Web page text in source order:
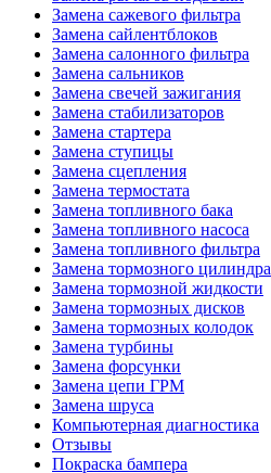
Замена сажевого фильтра
Замена сайлентблоков
Замена салонного фильтра
Замена сальников
Замена свечей зажигания
Замена стабилизаторов
Замена стартера
Замена ступицы
Замена сцепления
Замена термостата
Замена топливного бака
Замена топливного насоса
Замена топливного фильтра
Замена тормозного цилиндра
Замена тормозной жидкости
Замена тормозных дисков
Замена тормозных колодок
Замена турбины
Замена форсунки
Замена цепи ГРМ
Замена шруса
Компьютерная диагностика
Отзывы
Покраска бампера